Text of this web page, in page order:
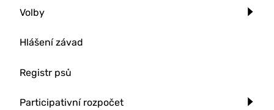
Volby
Hlášení závad
Registr psů
Participativní rozpočet